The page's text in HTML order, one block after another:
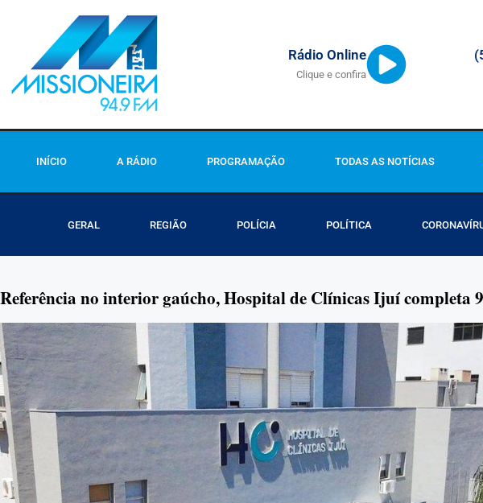
Rádio Online
Clique e confira
INÍCIO A RÁDIO PROGRAMAÇÃO TODAS AS NOTÍCIAS
GERAL REGIÃO POLÍCIA POLÍTICA
Referência no interior gaúcho, Hospital de Clínicas Ijuí completa